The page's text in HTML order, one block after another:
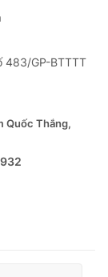
483/GP-BTTTT
Quốc Thắng,